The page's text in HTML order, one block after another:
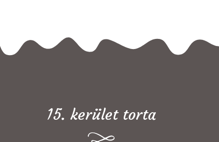
15. kerület torta